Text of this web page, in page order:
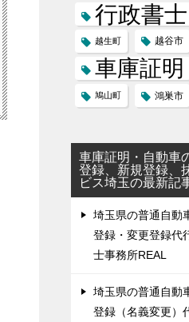
行政書士
越生町 越谷市
車庫証明
鳩山町 鴻巣市
車庫証明・自動車
登録、新規登録、
ビス埼玉の最新記
埼玉県の普通自動
登録・変更登録代
士事務所REAL
埼玉県の普通自動
登録（名義変更）